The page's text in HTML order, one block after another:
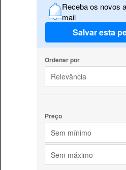
Receba os novos
mail
Salvar esta
Ordenar por
Relevância
Preço
Sem mínimo
Sem máximo